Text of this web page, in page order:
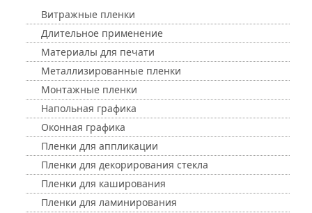
Витражные пленки
Длительное применение
Материалы для печати
Металлизированные пленки
Монтажные пленки
Напольная графика
Оконная графика
Пленки для аппликации
Пленки для декорирования стекла
Пленки для каширования
Пленки для ламинирования